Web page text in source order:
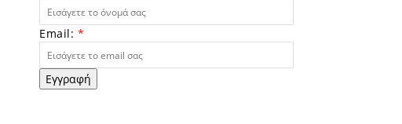
Email: *
Εγγραφή